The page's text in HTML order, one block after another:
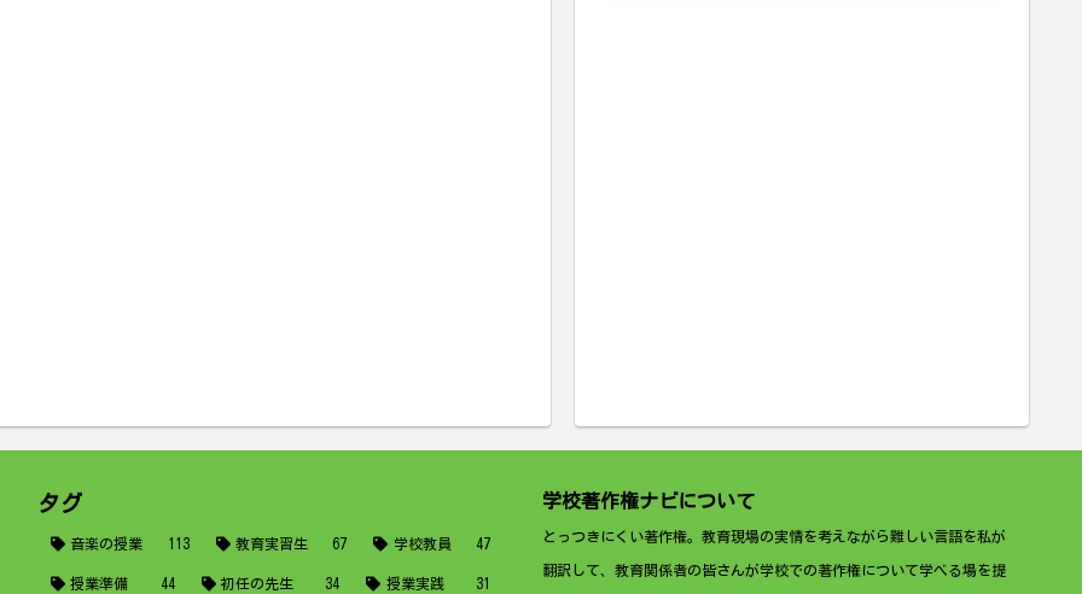
タグ
音楽の授業 113 教育実習生 67 学校教員 47
授業準備 44 初任の先生 34 授業実践 31
学校著作権ナビについて
とっつきにくい著作権。教育現場の実情を考えながら難しい言語を私が
翻訳して、教育関係者の皆さんが学校での著作権について学べる場を提